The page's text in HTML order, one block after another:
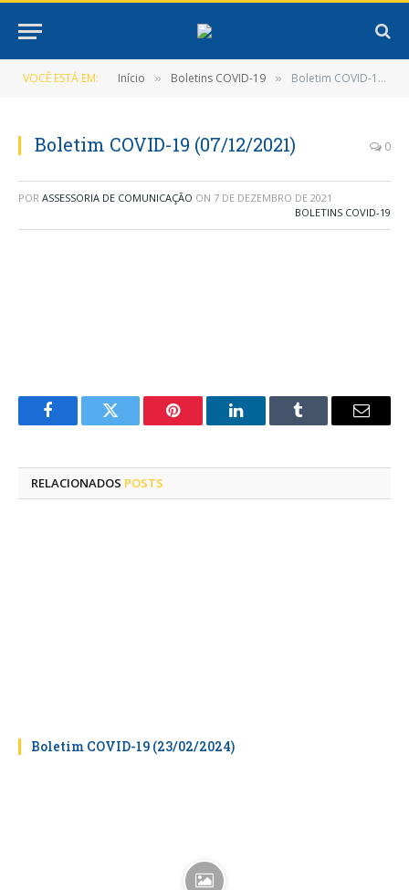
VOCÊ ESTÁ EM: Início » Boletins COVID-19 » Boletim COVID-19 (07/12/2021)
Boletim COVID-19 (07/12/2021) 0
POR ASSESSORIA DE COMUNICAÇÃO ON 7 DE DEZEMBRO DE 2021
BOLETINS COVID-19
FacebookTwitter Pinterest LinkedInTumblr
E-
RELACIONADOS POSTS
Boletim COVID-19 (23/02/2024)